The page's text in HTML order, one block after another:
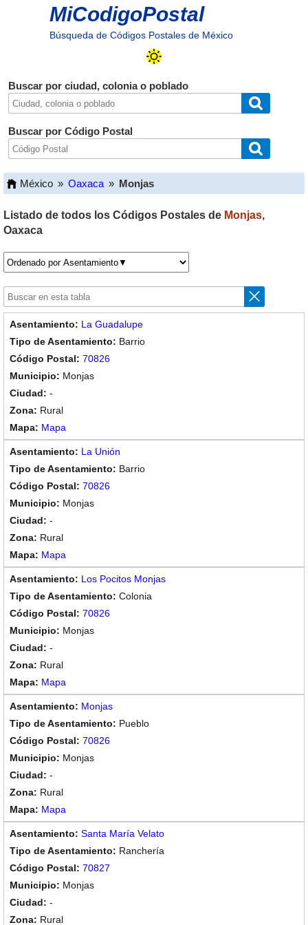
MiCodigoPostal
Búsqueda de Códigos Postales de México
Buscar por ciudad, colonia o poblado
Buscar por Código Postal
México » Oaxaca » Monjas
Listado de todos los Códigos Postales de Monjas,
Oaxaca
La Guadalupe
Barrio
70826
Monjas
-
Rural
Mapa
La Unión
Barrio
70826
Monjas
-
Rural
Mapa
Los Pocitos Monjas
Colonia
70826
Monjas
-
Rural
Mapa
Monjas
Pueblo
70826
Monjas
-
Rural
Mapa
Santa María Velato
Ranchería
70827
Monjas
-
Rural